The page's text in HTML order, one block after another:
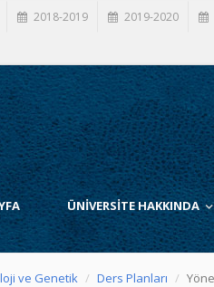
2018-2019 2019-2020
ÜNİVERSİTE HAKKINDA
ve Genetik Ders Planları